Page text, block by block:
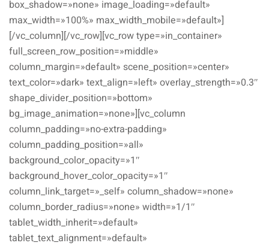
box_shadow=»none» image_loading=»default»
max_width=»100%» max_width_mobile=»default»]
[/vc_column][/vc_row][vc_row type=»in_container»
full_screen_row_position=»middle»
column_margin=»default» scene_position=»center»
text_color=»dark» text_align=»left» overlay_strength=»0.3″
shape_divider_position=»bottom»
bg_image_animation=»none»][vc_column
column_padding=»no-extra-padding»
column_padding_position=»all»
background_color_opacity=»1″
background_hover_color_opacity=»1″
column_link_target=»_self» column_shadow=»none»
column_border_radius=»none» width=»1/1″
tablet_width_inherit=»default»
tablet_text_alignment=»default»